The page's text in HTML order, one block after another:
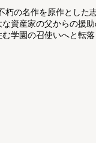
の名作を原作とした
資産家の父からの援
学園の召使いへと転